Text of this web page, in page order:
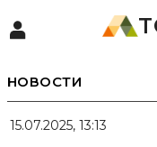
НОВОСТИ
15.07.2025, 13:13